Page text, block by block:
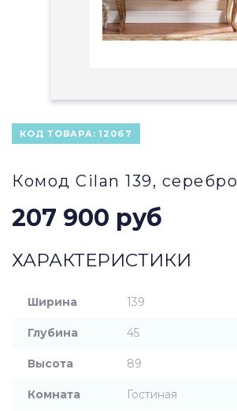
КОД ТОВАРА: 12067
Комод Cilan 139, серебро
207 900 руб
ХАРАКТЕРИСТИКИ
Ширина 139
Глубина 45
Высота 89
Комната Гостиная